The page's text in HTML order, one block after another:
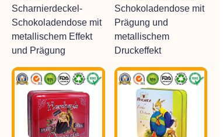
Scharnierdeckel-
Schokoladendose mit
metallischem Effekt
und Prägung
Schokoladendose mit
Prägung und
metallischem
Druckeffekt